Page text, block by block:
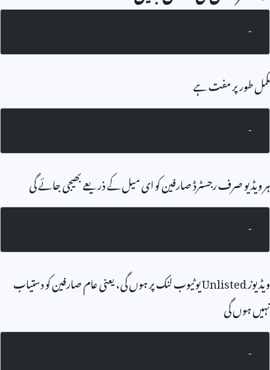
-
مکمل طور پر مفت ہے
-
ہر ویڈیو صرف رجسٹرڈ صارفین کو ای میل کے ذریعے بھیجی جائے گی
-
ویڈیوزUnlistedیوٹیوب لنک پر ہوں گی، یعنی عام صارفین کو دستیاب
نہیں ہوں گی
-